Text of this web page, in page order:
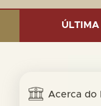
ÚLTIMA
INVESTMENT
Acerca do